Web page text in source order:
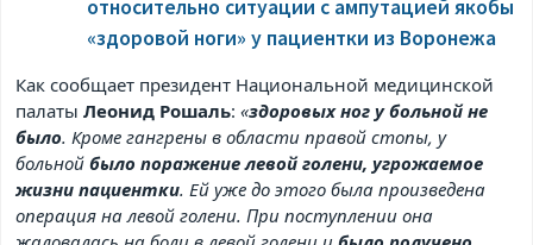
относительно ситуации с ампутацией якобы
«здоровой ноги» у пациентки из Воронежа
Как сообщает президент Национальной медицинской
палатыЛеонид Рошаль:«здоровых ног у больной не
было. Кроме гангрены в области правой стопы, у
больнойбыло поражение левой голени, угрожаемое
жизни пациентки. Ей уже до этого была произведена
операция на левой голени. При поступлении она